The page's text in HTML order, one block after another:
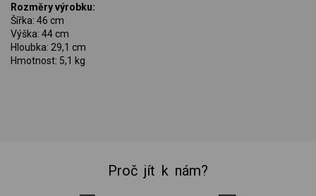
Rozměry výrobku:
Šířka: 46 cm
Výška: 44 cm
Hloubka: 29,1 cm
Hmotnost: 5,1 kg
Proč jít k nám?